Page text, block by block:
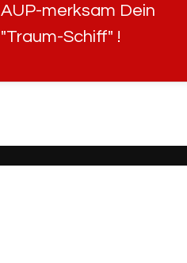
AUP-merksam Dein
"Traum-Schiff" !